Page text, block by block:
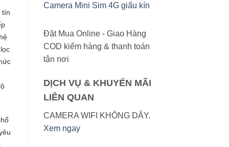
tín
Camera Mini Sim 4G giấu kín
Đặt Mua Online - Giao Hàng
COD kiểm hàng & thanh toán
tận nơi
DỊCH VỤ & KHUYẾN MÃI
LIÊN QUAN
CAMERA WIFI KHÔNG DÂY.
Xem ngay